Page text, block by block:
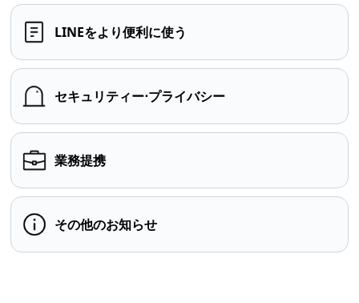
LINEをより便利に使う
セキュリティー⋅プライバシー
業務提携
その他のお知らせ